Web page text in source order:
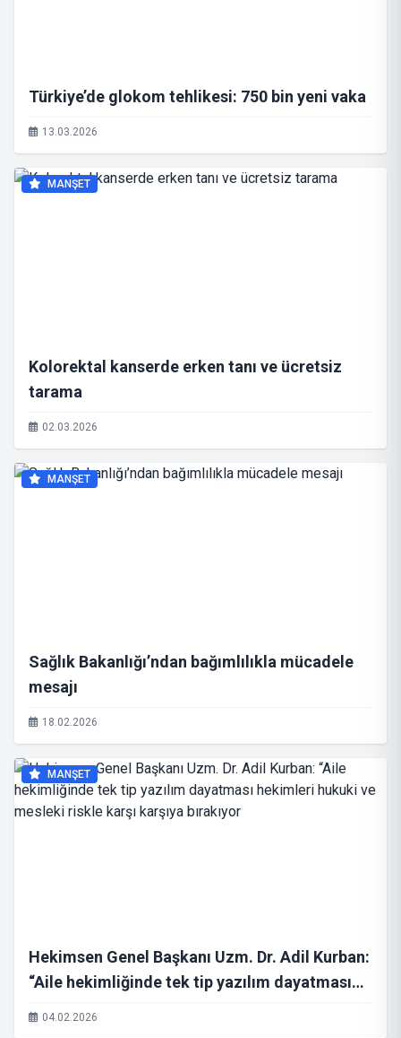
Türkiye’de glokom tehlikesi: 750 bin yeni vaka
13.03.2026
MANŞET
Kolorektal kanserde erken tanı ve ücretsiz
tarama
02.03.2026
MANŞET
Sağlık Bakanlığı’ndan bağımlılıkla mücadele
mesajı
18.02.2026
MANŞET
Hekimsen Genel Başkanı Uzm. Dr. Adil Kurban:
“Aile hekimliğinde tek tip yazılım dayatması
hekimleri hukuki ve mesleki riskle karşı
04.02.2026